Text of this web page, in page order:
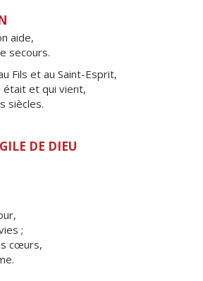
aide,
secours.
Fils et au Saint-Esprit,
était et qui vient,
siècles.
DE DIEU
;
cœurs,